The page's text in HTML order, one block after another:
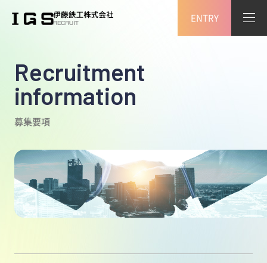
ENTRY
Recruitment
information
募集要項